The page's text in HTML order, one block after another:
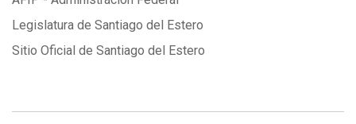
Legislatura de Santiago del Estero
Sitio Oficial de Santiago del Estero